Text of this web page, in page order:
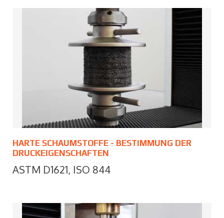
HARTE SCHAUMSTOFFE - BESTIMMUNG DER
DRUCKEIGENSCHAFTEN
ASTM D1621, ISO 844